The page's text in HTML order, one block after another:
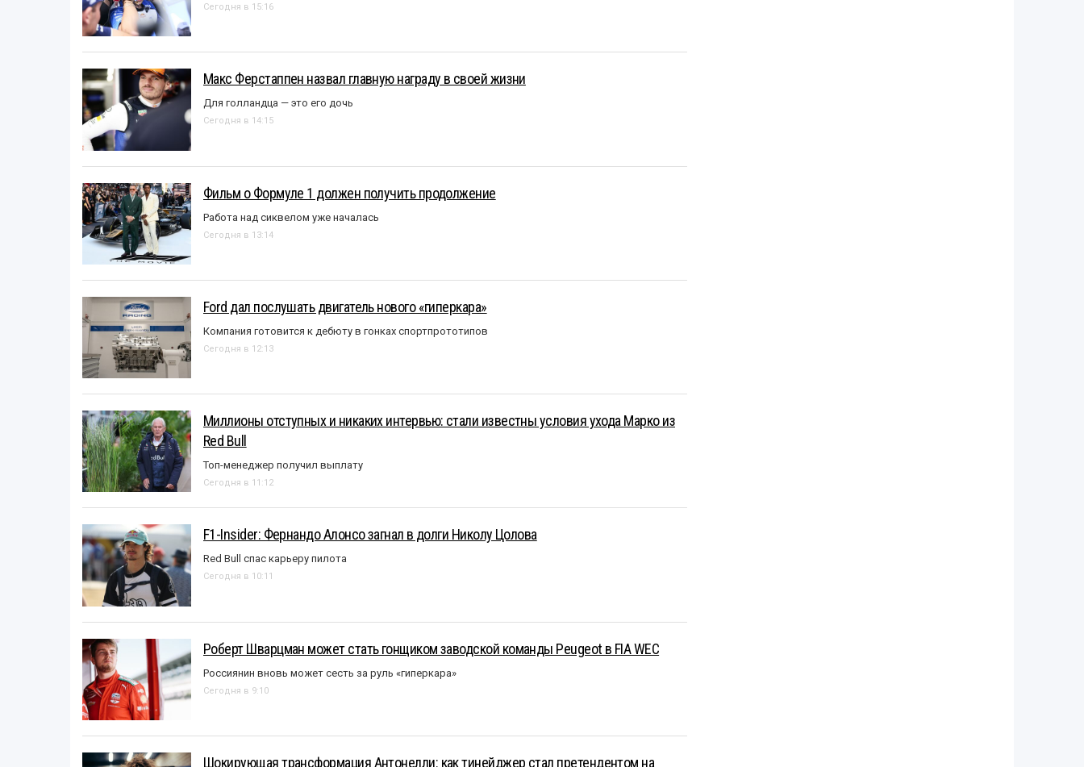
Сегодня в 15:16
Макс Ферстаппен назвал главную награду в своей жизни
Для голландца — это его дочь
Сегодня в 14:15
Фильм о Формуле 1 должен получить продолжение
Работа над сиквелом уже началась
Сегодня в 13:14
Ford дал послушать двигатель нового «гиперкара»
Компания готовится к дебюту в гонках спортпрототипов
Сегодня в 12:13
Миллионы отступных и никаких интервью: стали известны условия ухода Марко из
Red Bull
Топ-менеджер получил выплату
Сегодня в 11:12
F1-Insider: Фернандо Алонсо загнал в долги Николу Цолова
Red Bull спас карьеру пилота
Сегодня в 10:11
Роберт Шварцман может стать гонщиком заводской команды Peugeot в FIA WEC
Россиянин вновь может сесть за руль «гиперкара»
Сегодня в 9:10
Шокирующая трансформация Антонелли: как тинейджер стал претендентом на